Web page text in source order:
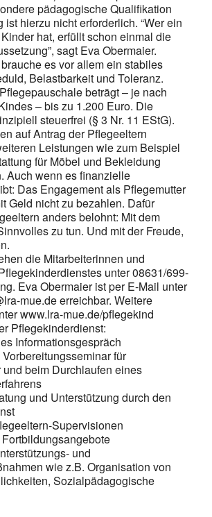
pädagogische Qualifikation
hierzu nicht erforderlich. “Wer ein
hat, erfüllt schon einmal die
sagt Eva Obermaier.
es vor allem ein stabiles
Belastbarkeit und Toleranz.
beträgt – je nach
– bis zu 1.200 Euro. Die
steuerfrei (§ 3 Nr. 11 EStG).
auf Antrag der Pflegeeltern
Leistungen wie zum Beispiel
für Möbel und Bekleidung
Auch wenn es finanzielle
Das Engagement als Pflegemutter
Geld nicht zu bezahlen. Dafür
anders belohnt: Mit dem
zu tun. Und mit der Freude,
die Mitarbeiterinnen und
unter 08631/699-
Eva Obermaier ist per E-Mail unter
mue.de erreichbar. Weitere
www.lra-mue.de/pflegekind
Pflegekinderdienst:
Informationsgespräch
für
beim Durchlaufen eines
und Unterstützung durch den
Supervisionen
und
wie z.B. Organisation von
Sozialpädagogische